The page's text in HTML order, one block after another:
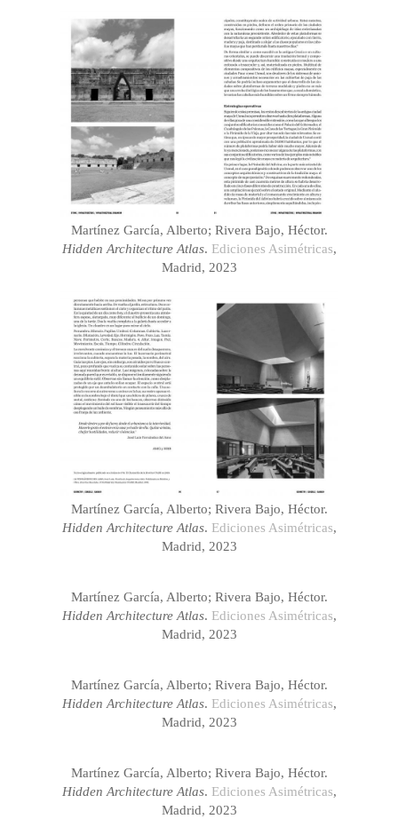
Martínez García, Alberto; Rivera Bajo, Héctor.
Hidden Architecture Atlas. Ediciones Asimétricas,
Madrid, 2023
Martínez García, Alberto; Rivera Bajo, Héctor.
Hidden Architecture Atlas. Ediciones Asimétricas,
Madrid, 2023
Martínez García, Alberto; Rivera Bajo, Héctor.
Hidden Architecture Atlas. Ediciones Asimétricas,
Madrid, 2023
Martínez García, Alberto; Rivera Bajo, Héctor.
Hidden Architecture Atlas. Ediciones Asimétricas,
Madrid, 2023
Martínez García, Alberto; Rivera Bajo, Héctor.
Hidden Architecture Atlas. Ediciones Asimétricas,
Madrid, 2023